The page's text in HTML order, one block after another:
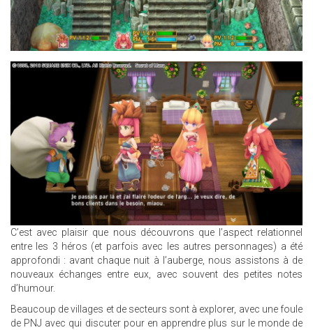
25.JPG
C’est avec plaisir que nous découvrons que l’aspect relationnel
entre les 3 héros (et parfois avec les autres personnages) a été
approfondi : avant chaque nuit à l’auberge, nous assistons à de
nouveaux échanges entre eux, avec souvent des petites notes
d’humour.
Beaucoup de villages et de secteurs sont à explorer, avec une foule
de PNJ avec qui discuter pour en apprendre plus sur le monde de